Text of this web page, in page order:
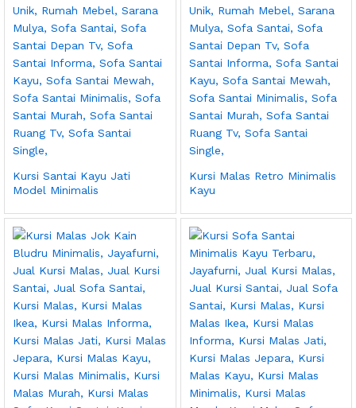
Kursi Santai Kayu Jati
Model Minimalis
Kursi Malas Retro Minimalis
Kayu